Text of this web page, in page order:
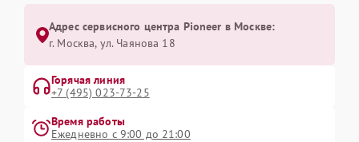
Адрес сервисного центра Pioneer в Москве:
г. Москва, ул. Чаянова 18
Горячая линия
+7 (495) 023-73-25
Время работы
Ежедневно с 9:00 до 21:00